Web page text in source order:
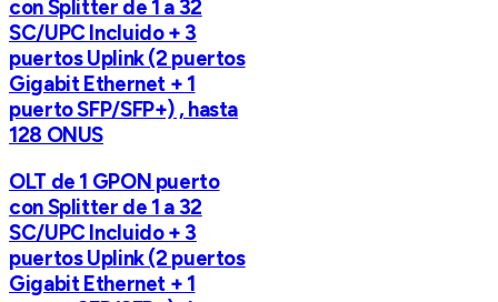
con Splitter de 1 a 32
SC/UPC Incluido + 3
puertos Uplink (2 puertos
Gigabit Ethernet + 1
puerto SFP/SFP+) , hasta
128 ONUS
OLT de 1 GPON puerto
con Splitter de 1 a 32
SC/UPC Incluido + 3
puertos Uplink (2 puertos
Gigabit Ethernet + 1